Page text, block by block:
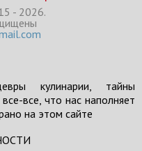
- 2026.
кулинарии, тайны
все, что нас наполняет
на этом сайте